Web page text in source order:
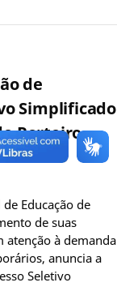
de
Simplificado
Porteiro
Educação de
de suas
atenção à demanda
anuncia a
Seletivo